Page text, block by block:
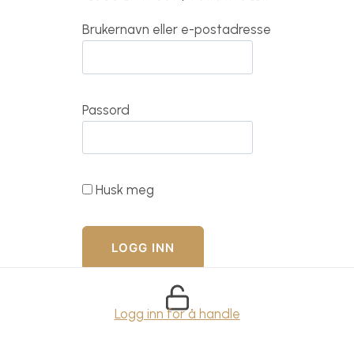
Brukernavn eller e-postadresse
Passord
Husk meg
Logg inn for å handle